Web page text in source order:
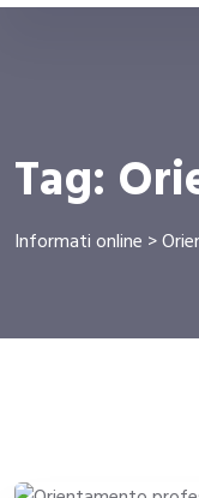
Tag:
Informati online >